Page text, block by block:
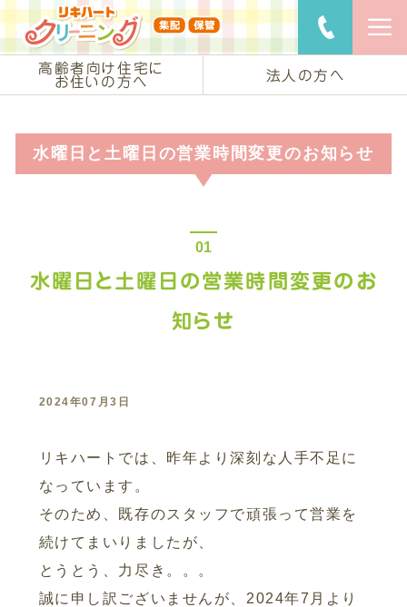
リキハート
高齢者向け住宅に
お住いの方へ
法人の方へ
ご用
水曜日と土曜日の営業時間変更のお知らせ
水曜日と土曜日の営業時間変更のお
知らせ
2024年07月3日
リキハートでは、昨年より深刻な人手不足に
なっています。
そのため、既存のスタッフで頑張って営業を
続けてまいりましたが、
とうとう、力尽き。。。
誠に申し訳ございませんが、2024年7月より